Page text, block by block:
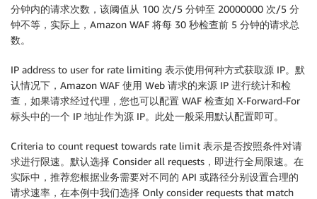
分钟内的请求次数，该阈值从 100 次/5 分钟至 20000000 次/5 分
钟不等，实际上，Amazon WAF 将每 30 秒检查前 5 分钟的请求总
数。
IP address to user for rate limiting 表示使用何种方式获取源 IP。默
认情况下，Amazon WAF 使用 Web 请求的来源 IP 进行统计和检
查，如果请求经过代理，您也可以配置 WAF 检查如 X-Forward-For
标头中的一个 IP 地址作为源 IP。此处一般采用默认配置即可。
Criteria to count request towards rate limit 表示是否按照条件对请
求进行限速。默认选择 Consider all requests，即进行全局限速。在
实际中，推荐您根据业务需要对不同的 API 或路径分别设置合理的
请求速率，在本例中我们选择 Only consider requests that match